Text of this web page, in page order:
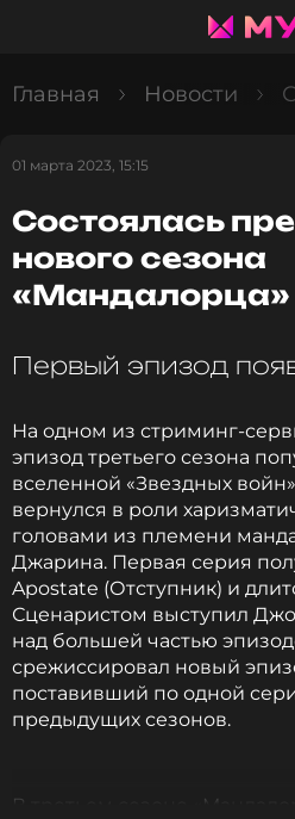
Главная Новости
01 марта 2023, 15:15
Состоялась
нового сезона
«Мандалорца»
Первый эпизод
На одном из стриминг-
эпизод третьего сезона
вселенной «Звездных
вернулся в роли
головами из племени
Джарина. Первая серия
Apostate (Отступник) и
Сценаристом выступил
над большей частью
срежиссировал новый
поставивший по одной
предыдущих сезонов.
В третьем сезоне